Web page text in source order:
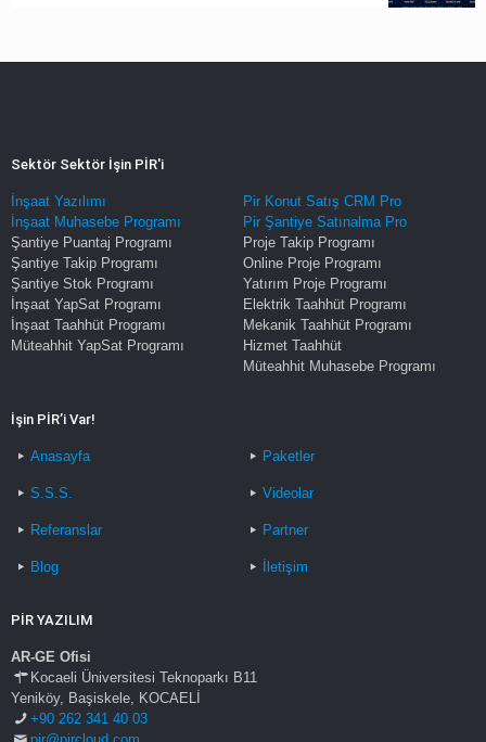
Sektör Sektör İşin PİR'i
İnşaat Yazılımı
İnşaat Muhasebe Programı
Şantiye Puantaj Programı
Şantiye Takip Programı
Şantiye Stok Programı
İnşaat YapSat Programı
İnşaat Taahhüt Programı
Müteahhit YapSat Programı
Pir Konut Satış CRM Pro
Pir Şantiye Satınalma Pro
Proje Takip Programı
Online Proje Programı
Yatırım Proje Programı
Elektrik Taahhüt Programı
Mekanik Taahhüt Programı
Hizmet Taahhüt
Müteahhit Muhasebe Programı
İşin PİR’i Var!
Anasayfa Paketler
S.S.S. Videolar
Referanslar Partner
Blog İletişim
PİR YAZILIM
AR-GE Ofisi
Kocaeli Üniversitesi Teknoparkı B11
Yeniköy, Başiskele, KOCAELİ
+90 262 341 40 03